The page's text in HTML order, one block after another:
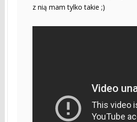
z nią mam tylko takie ;)